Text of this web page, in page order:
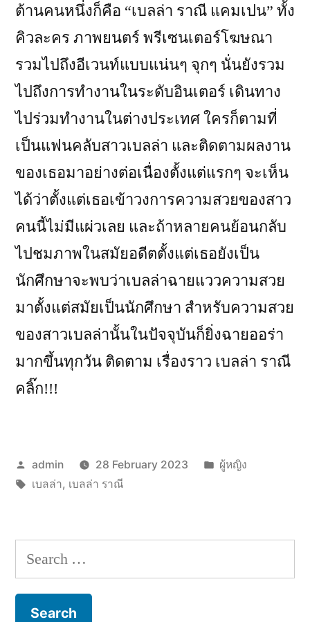
ต้านคนหนึ่งก็คือ “เบลล่า ราณี แคมเปน” ทั้ง
คิวละคร ภาพยนตร์ พรีเซนเตอร์โฆษณา
รวมไปถึงอีเวนท์แบบแน่นๆ จุกๆ นั่นยังรวม
ไปถึงการทำงานในระดับอินเตอร์ เดินทาง
ไปร่วมทำงานในต่างประเทศ ใครก็ตามที่
เป็นแฟนคลับสาวเบลล่า และติดตามผลงาน
ของเธอมาอย่างต่อเนื่องตั้งแต่แรกๆ จะเห็น
ได้ว่าตั้งแต่เธอเข้าวงการความสวยของสาว
คนนี้ไม่มีแผ่วเลย และถ้าหลายคนย้อนกลับ
ไปชมภาพในสมัยอดีตตั้งแต่เธอยังเป็น
นักศึกษาจะพบว่าเบลล่าฉายแววความสวย
มาตั้งแต่สมัยเป็นนักศึกษา สำหรับความสวย
ของสาวเบลล่านั้นในปัจจุบันก็ยิ่งฉายออร่า
มากขึ้นทุกวัน ติดตาม เรื่องราว เบลล่า ราณี
คลิ๊ก!!!
Posted
by
admin 28 February 2023
Posted
ผู้หญิง
Tags:
เบลล่า, เบลล่า ราณี
Search
for: